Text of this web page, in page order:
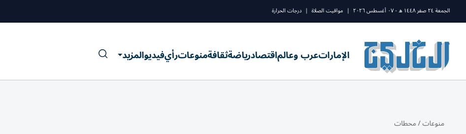
الجمعة ٢٤ صفر ١٤٤٨ ه - ٠٧ أغسطس ٢٠٢٦ | مواقيت الصلاة | درجات الحرارة
الإماراتعرب وعالماقتصادرياضةثقافةمنوعاترأيفيديوالمزيد
منوعات/محطات